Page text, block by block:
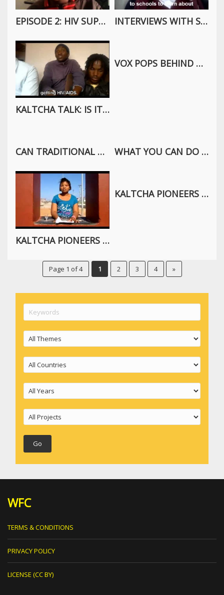
EPISODE 2: HIV SUPPORT INTERVIEWS WITH SCHOOL KIDS – CAN TRADITIONAL HEALERS CURE HIV?
KALTCHA TALK: IS IT OKAY TO LET OUR KIDS KNOW ABOUT HIV?
VOX POPS BEHIND THE SCENES
CAN TRADITIONAL HEALERS CURE HIV? WHAT YOU CAN DO IF YOUR PARENTS DON’T KNOW
KALTCHA PIONEERS BREAKING NEWS
KALTCHA PIONEERS BREAKING NEWS
Page 1 of 4 1 2 3 4 »
WFC
TERMS & CONDITIONS
PRIVACY POLICY
LICENSE (CC BY)